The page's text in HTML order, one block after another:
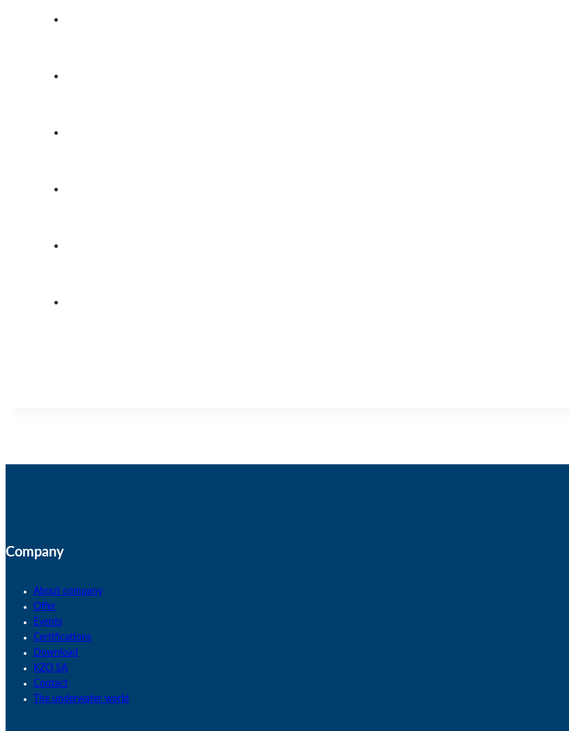
Company
About company
Offer
Events
Certifications
Download
KZO SA
Contact
The underwater world